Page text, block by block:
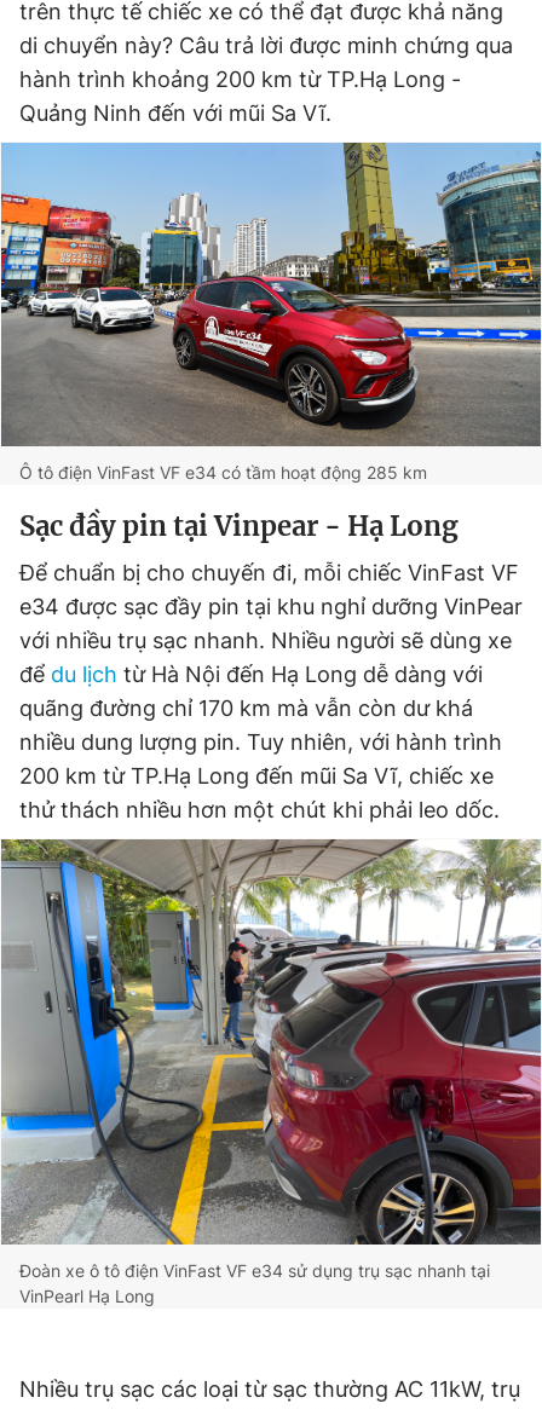
Thông tin tòa soạn Liên hệ quảng cáo
Đọc Thanh Niên trên điện thoại
Theo dõi báo trên
Hotline
0906 645 777
Liên hệ quảng cáo
0908 780 404
Đặt báo Quảng cáo RSS Tòa soạn Chính sách bảo
Tổng biên tập: Nguyễn Ngọc Toàn
Phó tổng biên tập thường trực: Hải Thành
Phó tổng biên tập: Lâm Hiếu Dũng
Phó tổng biên tập: Trần Việt Hưng
Tổng thư ký tòa soạn: Đức Trung
Giấy phép xuất bản số 110/GP - BTTTT cấp ngày 24.3.2020
© 2003-2026 Bản quyền thuộc về Báo Thanh Niên. Cấm sao
chép dưới mọi hình thức nếu không có sự chấp thuận bằng văn
bản. Phát triển bởi ePi Technologies, JSC.
trên thực tế chiếc xe có thể đạt được khả năng
di chuyển này? Câu trả lời được minh chứng qua
hành trình khoảng 200 km từ TP.Hạ Long -
Quảng Ninh đến với mũi Sa Vĩ.
Ô tô điện VinFast VF e34 có tầm hoạt động 285 km
Sạc đầy pin tại Vinpear - Hạ Long
Để chuẩn bị cho chuyến đi, mỗi chiếc VinFast VF
e34 được sạc đầy pin tại khu nghỉ dưỡng VinPear
với nhiều trụ sạc nhanh. Nhiều người sẽ dùng xe
để du lịch từ Hà Nội đến Hạ Long dễ dàng với
quãng đường chỉ 170 km mà vẫn còn dư khá
nhiều dung lượng pin. Tuy nhiên, với hành trình
200 km từ TP.Hạ Long đến mũi Sa Vĩ, chiếc xe
thử thách nhiều hơn một chút khi phải leo dốc.
Đoàn xe ô tô điện VinFast VF e34 sử dụng trụ sạc nhanh tại
VinPearl Hạ Long
Nhiều trụ sạc các loại từ sạc thường AC 11kW, trụ